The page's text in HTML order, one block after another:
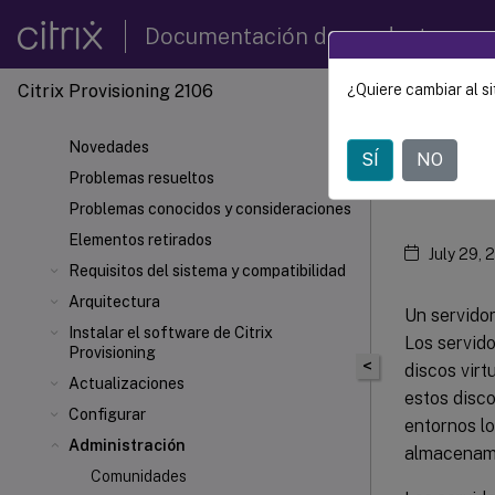
Documentación de productos
Citrix Provisioning 2106
Novedades
Problemas resueltos
Problemas conocidos y consideraciones
Elementos retirados
Requisitos del sistema y compatibilidad
Arquitectura
Instalar el software de Citrix
Provisioning
Actualizaciones
Configurar
Administración
Comunidades
Citrix
<
July 29,
Un
Los
discos
estos
entornos
¿Quiere cambiar al
SÍ NO